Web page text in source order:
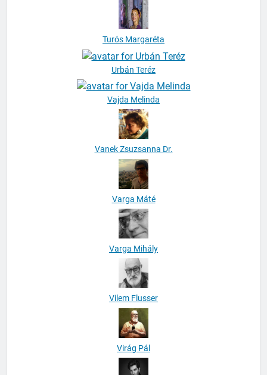
Turós Margaréta
Urbán Teréz
Vajda Melinda
Vanek Zsuzsanna Dr.
Varga Máté
Varga Mihály
Vilem Flusser
Virág Pál